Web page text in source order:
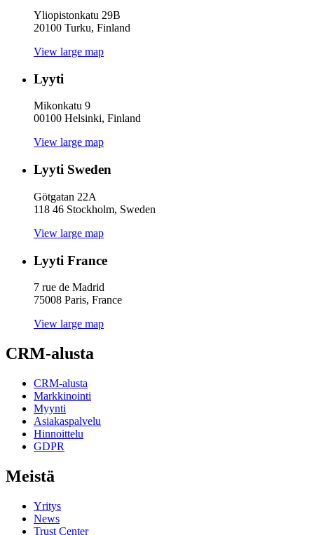
Yliopistonkatu 29B
20100 Turku, Finland
View large map
Lyyti
Mikonkatu 9
00100 Helsinki, Finland
View large map
Lyyti Sweden
Götgatan 22A
118 46 Stockholm, Sweden
View large map
Lyyti France
7 rue de Madrid
75008 Paris, France
View large map
CRM-alusta
CRM-alusta
Markkinointi
Myynti
Asiakaspalvelu
Hinnoittelu
GDPR
Meistä
Yritys
News
Trust Center